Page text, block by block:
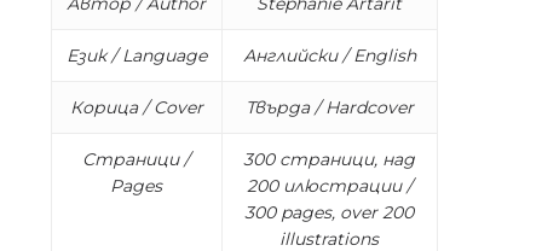
Език / Language Английски / English
Корица / Cover Твърда / Hardcover
Страници /
Pages
300 страници, над
200 илюстрации /
300 pages, over 200
illustrations